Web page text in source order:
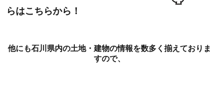
らはこちらから！
他にも石川県内の土地・建物の情報を数多く揃えておりま
すので、